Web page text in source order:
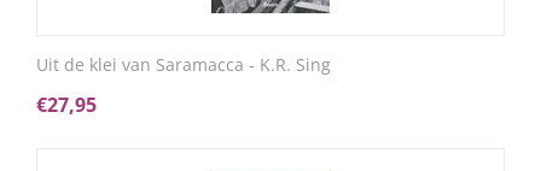
Uit de klei van Saramacca - K.R. Sing
€27,95